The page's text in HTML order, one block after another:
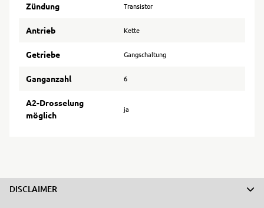
Zündung Transistor
Antrieb Kette
Getriebe Gangschaltung
Ganganzahl 6
A2-Drosselung
möglich
ja
DISCLAIMER